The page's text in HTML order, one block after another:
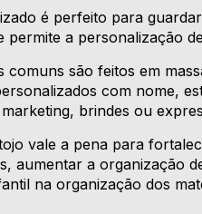
é perfeito para
permite a personalização
comuns são feitos em
com nome,
brindes ou
vale a pena para
aumentar a organização
na organização dos